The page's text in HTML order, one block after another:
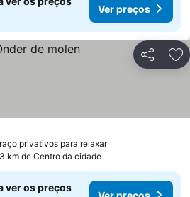
Ver preços
Partilhar
privativos para relaxar
km de Centro da cidade
ver os preços